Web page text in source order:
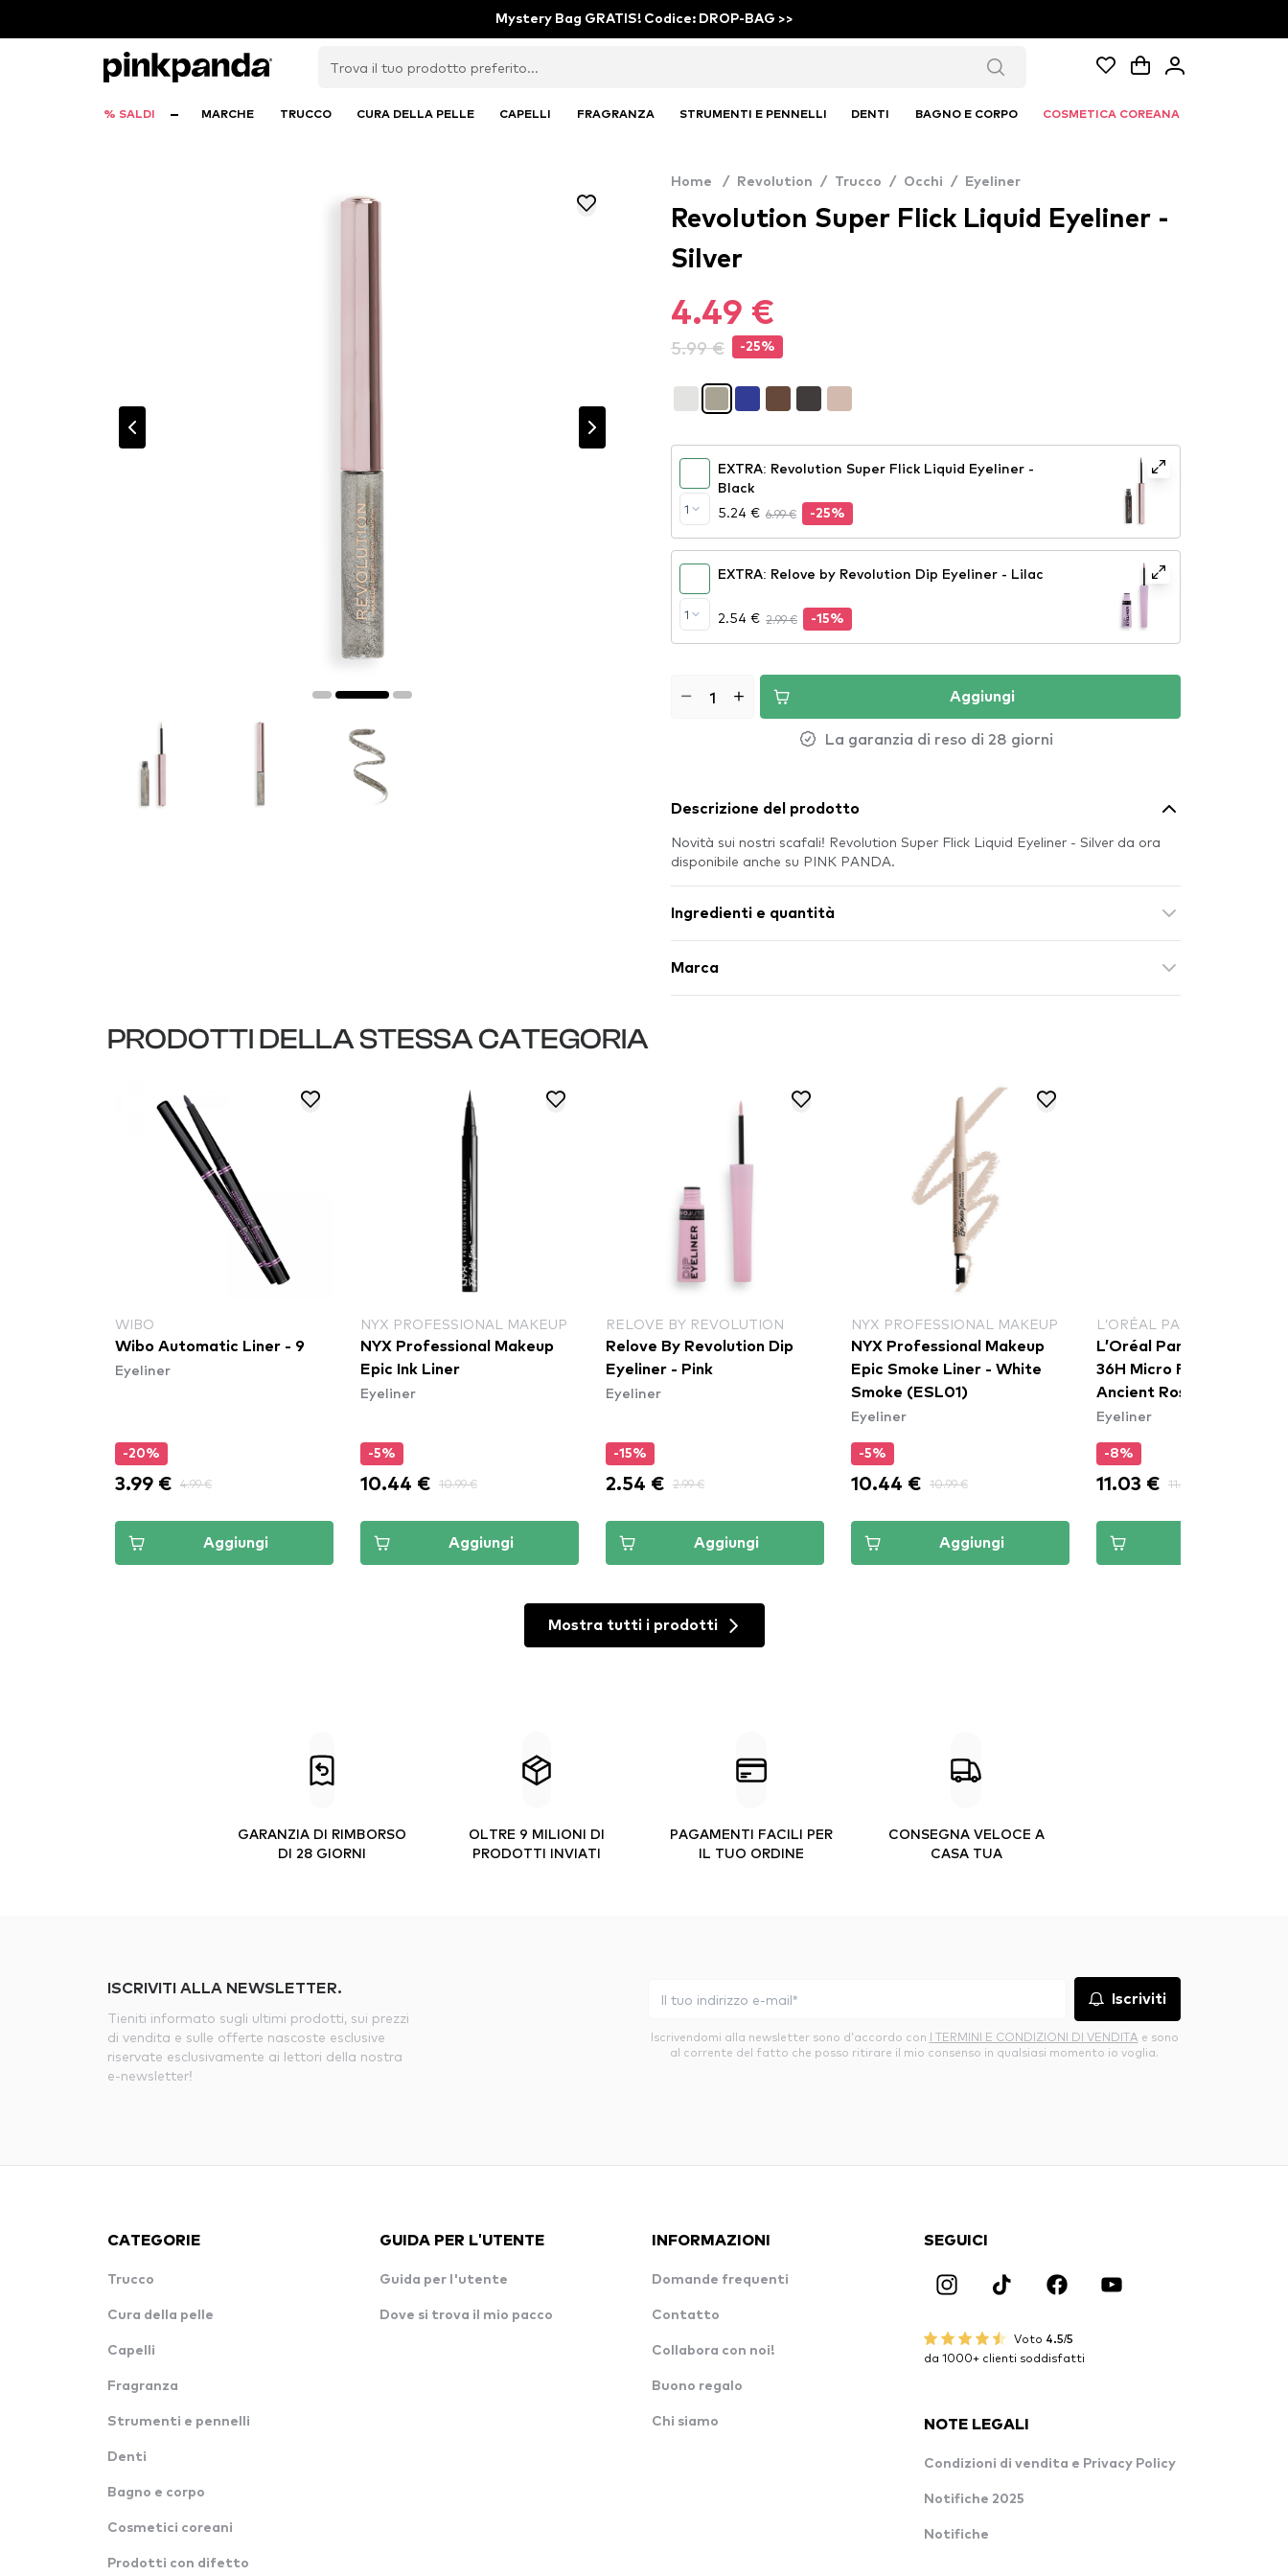
Mystery Bag GRATIS! Codice: DROP-BAG >>
% SALDI MARCHE TRUCCO CURA DELLA PELLE CAPELLI FRAGRANZA STRUMENTI E PENNELLI DENTI BAGNO E CORPO COSMETICA COREANA
Home / Revolution / Trucco / Occhi / Eyeliner
Revolution Super Flick Liquid Eyeliner -
Silver
4.49 €
5.99 € -25%
1
EXTRA: Revolution Super Flick Liquid Eyeliner -
Black
5.24 € 6.99 € -25%
1
EXTRA: Relove by Revolution Dip Eyeliner - Lilac
2.54 € 2.99 € -15%
Aggiungi
La garanzia di reso di 28 giorni
Descrizione del prodotto
Novità sui nostri scafali! Revolution Super Flick Liquid Eyeliner - Silver da ora
disponibile anche su PINK PANDA.
Ingredienti e quantità
Marca
PRODOTTI DELLA STESSA CATEGORIA
WIBO
Wibo Automatic Liner - 9
Eyeliner
-20%
3.99 € 4.99 €
Aggiungi
NYX PROFESSIONAL MAKEUP
NYX Professional Makeup
Epic Ink Liner
Eyeliner
-5%
10.44 € 10.99 €
Aggiungi
RELOVE BY REVOLUTION
Relove By Revolution Dip
Eyeliner - Pink
Eyeliner
-15%
2.54 € 2.99 €
Aggiungi
NYX PROFESSIONAL MAKEUP
NYX Professional Makeup
Epic Smoke Liner - White
Smoke (ESL01)
Eyeliner
-5%
10.44 € 10.99 €
Aggiungi
L’ORÉAL PARIS
L’Oréal Paris Infaillible
36H Micro Fine Eyeliner​ -
Ancient Rose
Eyeliner
-8%
11.03 € 11.99 €
Mostra tutti i prodotti
GARANZIA DI RIMBORSO
DI 28 GIORNI
OLTRE 9 MILIONI DI
PRODOTTI INVIATI
PAGAMENTI FACILI PER
IL TUO ORDINE
CONSEGNA VELOCE A
CASA TUA
ISCRIVITI ALLA NEWSLETTER.
Tieniti informato sugli ultimi prodotti, sui prezzi
di vendita e sulle offerte nascoste esclusive
riservate esclusivamente ai lettori della nostra
e-newsletter!
Iscriviti
Iscrivendomi alla newsletter sono d’accordo con I TERMINI E CONDIZIONI DI VENDITA e sono
al corrente del fatto che posso ritirare il mio consenso in qualsiasi momento io voglia.
CATEGORIE
Trucco
Cura della pelle
Capelli
Fragranza
Strumenti e pennelli
Denti
Bagno e corpo
Cosmetici coreani
Prodotti con difetto
GUIDA PER L'UTENTE
Guida per l'utente
Dove si trova il mio pacco
INFORMAZIONI
Domande frequenti
Contatto
Collabora con noi!
Buono regalo
Chi siamo
SEGUICI
Voto 4.5/5
da 1000+ clienti soddisfatti
NOTE LEGALI
Condizioni di vendita e Privacy Policy
Notifiche 2025
Notifiche